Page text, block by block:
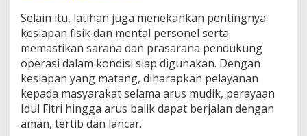
n
O
e
r
a
s
i
K
e
Selain itu, latihan juga menekankan pentingnya
kesiapan fisik dan mental personel serta
memastikan sarana dan prasarana pendukung
operasi dalam kondisi siap digunakan. Dengan
kesiapan yang matang, diharapkan pelayanan
kepada masyarakat selama arus mudik, perayaan
Idul Fitri hingga arus balik dapat berjalan dengan
aman, tertib dan lancar.